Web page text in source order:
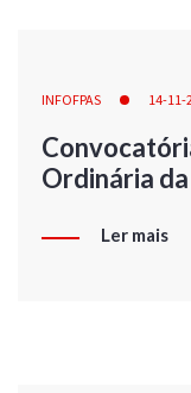
INFOFPAS 14-11-
Ordinária
Ler mais